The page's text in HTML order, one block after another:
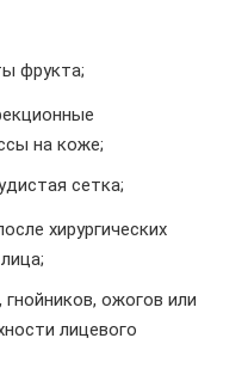
фрукта;
на коже;
сетка;
хирургических
ожогов или
лицевого